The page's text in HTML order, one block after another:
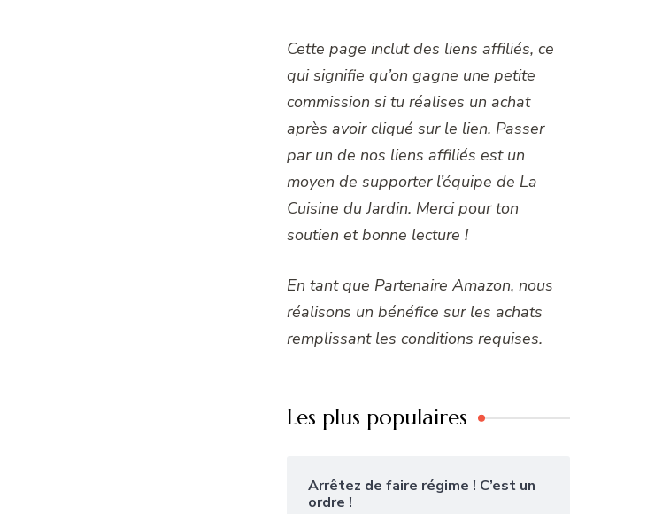
Cette page inclut des liens affiliés, ce
qui signifie qu’on gagne une petite
commission si tu réalises un achat
après avoir cliqué sur le lien. Passer
par un de nos liens affiliés est un
moyen de supporter l’équipe de La
Cuisine du Jardin. Merci pour ton
soutien et bonne lecture !
En tant que Partenaire Amazon, nous
réalisons un bénéfice sur les achats
remplissant les conditions requises.
Les plus populaires
Arrêtez de faire régime ! C’est un
ordre !